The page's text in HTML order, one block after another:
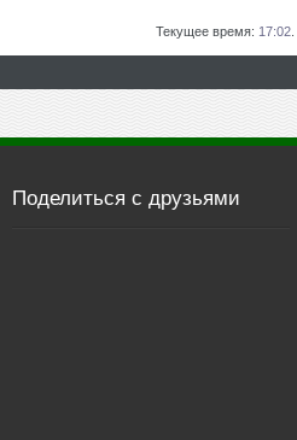
Текущее время: 17:02
Поделиться с друзьями